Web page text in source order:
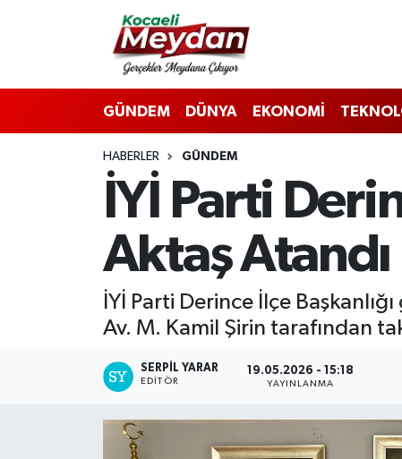
GÜNDEM DÜNYA EKONOMİ
HABERLER GÜNDEM
İYİ Parti
Aktaş Atandı
İYİ Parti Derince İlçe
Av. M. Kamil Şirin tarafından
SERPİL YARAR
EDITÖR
19.05.2026 - 15:18
YAYINLANMA
Nöbetçi Eczaneler
Hava Durumu
Trafik Durumu
Süper Lig Puan Durumu ve Fikstür
Tüm Manşetler
Son Dakika Haberleri